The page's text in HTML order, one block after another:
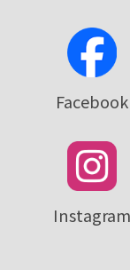
Facebook
Instagram